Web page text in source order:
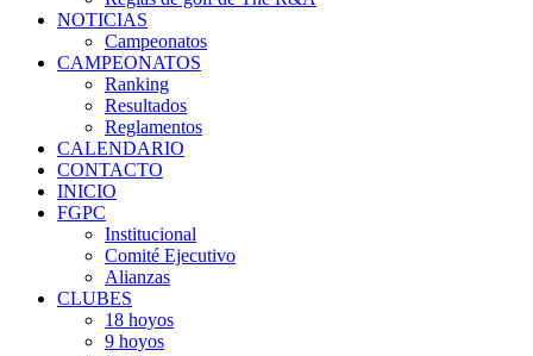
NOTICIAS
Campeonatos
CAMPEONATOS
Ranking
Resultados
Reglamentos
CALENDARIO
CONTACTO
INICIO
FGPC
Institucional
Comité Ejecutivo
Alianzas
CLUBES
18 hoyos
9 hoyos